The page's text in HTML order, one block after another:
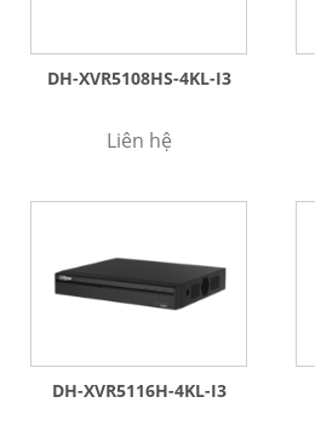
DH-XVR5108HS-4KL-I3
Liên hệ
DH-XVR5116H-4KL-I3